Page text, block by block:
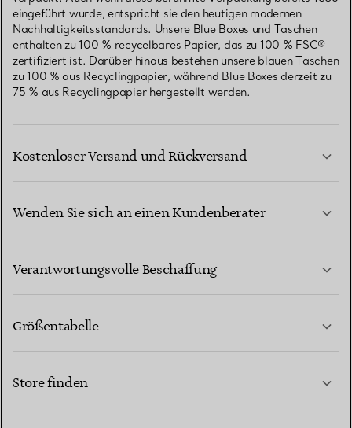
eingeführt wurde, entspricht sie den heutigen modernen
Nachhaltigkeitsstandards. Unsere Blue Boxes und Taschen
enthalten zu 100 % recycelbares Papier, das zu 100 % FSC®-
zertifiziert ist. Darüber hinaus bestehen unsere blauen Taschen
zu 100 % aus Recyclingpapier, während Blue Boxes derzeit zu
75 % aus Recyclingpapier hergestellt werden.
Kostenloser Versand und Rückversand
Wenden Sie sich an einen Kundenberater
Verantwortungsvolle Beschaffung
Größentabelle
Store finden